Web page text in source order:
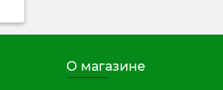
О магазине